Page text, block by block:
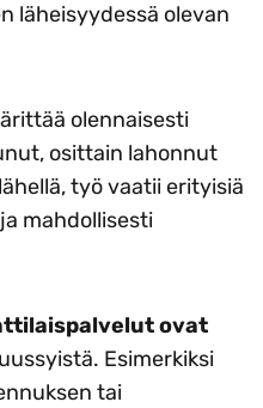
läheisyydessä olevan
olennaisesti
osittain lahonnut
työ vaatii erityisiä
mahdollisesti
ovat
Esimerkiksi
tai